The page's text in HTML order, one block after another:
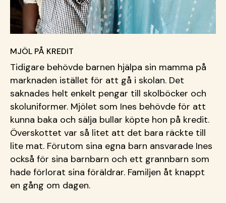
MJÖL PÅ KREDIT
Tidigare behövde barnen hjälpa sin mamma på
marknaden istället för att gå i skolan. Det
saknades helt enkelt pengar till skolböcker och
skoluniformer. Mjölet som Ines behövde för att
kunna baka och sälja bullar köpte hon på kredit.
Överskottet var så litet att det bara räckte till
lite mat. Förutom sina egna barn ansvarade Ines
också för sina barnbarn och ett grannbarn som
hade förlorat sina föräldrar. Familjen åt knappt
en gång om dagen.